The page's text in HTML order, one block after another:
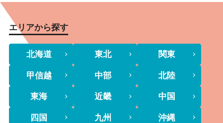
エリアから探す
北海道 東北 関東
甲信越 中部 北陸
東海 近畿 中国
四国 九州 沖縄